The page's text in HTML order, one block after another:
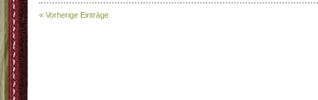
« Vorherige Einträge